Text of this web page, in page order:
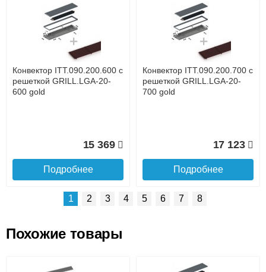
Доставка сантехники по Москве и Московской области
Наличный расчёт
Банковской картой на сайте в режиме реального
времени
Банковской картой при получении товара как при
доставке, так и самовывозом
Интернет-деньгами (Yandex-деньги, Web-money,
Qiwi-кошельки и другие).
Безналичный расчёт (возможно и с НДС)
Конвектор ITT.090.200.600 с
решеткой GRILL.LGA-20-
600 gold
15 369
Подробнее
Конвектор ITT.090.200.700 с
решеткой GRILL.LGA-20-
700 gold
17 123
Подробнее
Конвектор ITT.090.200.1400 Конвектор ITT.090.200.1300
1 2 3 4 5 6 7 8
Похожие товары